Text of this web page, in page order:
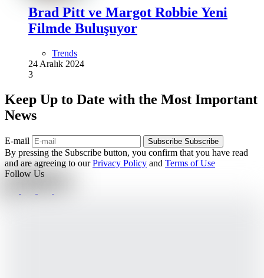
Brad Pitt ve Margot Robbie Yeni
Filmde Buluşuyor
Trends
24 Aralık 2024
3
Keep Up to Date with the Most Important
News
E-mail Subscribe Subscribe
By pressing the Subscribe button, you confirm that you have read
and are agreeing to ourPrivacy Policy and Terms of Use
Follow Us